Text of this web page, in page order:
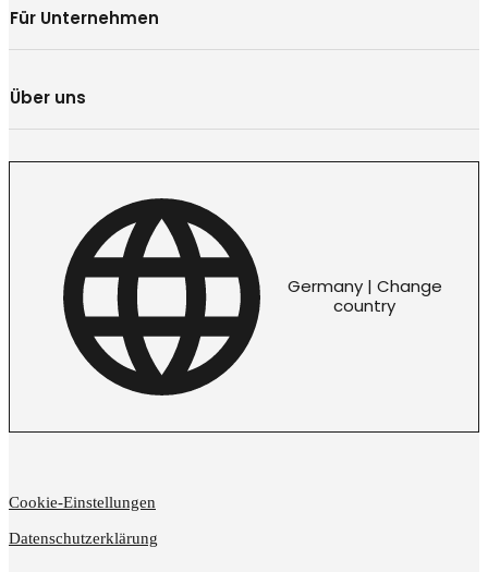
Für Unternehmen
Über uns
Germany | Change
country
Cookie-Einstellungen
Datenschutzerklärung